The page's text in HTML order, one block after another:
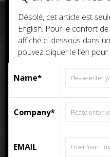
Désolé, cet article est
English. Pour le confort de
affiché ci-dessous dans
pouvez cliquer le lien
Name*
Company*
EMAIL